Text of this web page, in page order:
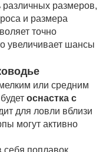
размеров,
и размера
точно
увеличивает шансы
или средним
оснастка с
для ловли вблизи
могут активно
поплавок,